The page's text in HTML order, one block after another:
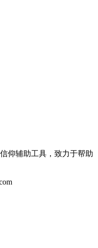
仰辅助工具，致力于帮助